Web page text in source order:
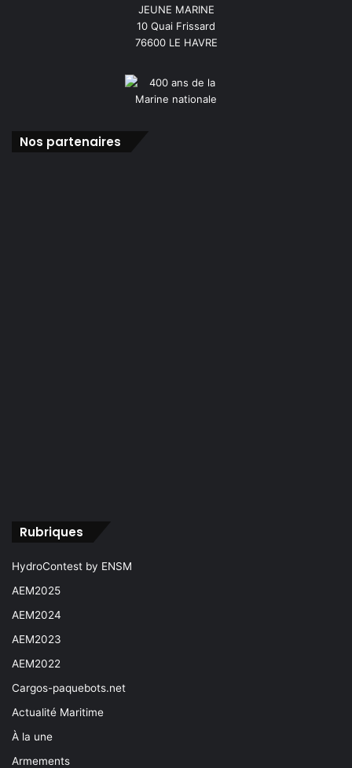
JEUNE MARINE
10 Quai Frissard
76600 LE HAVRE
Nos partenaires
Rubriques
HydroContest by ENSM
AEM2025
AEM2024
AEM2023
AEM2022
Cargos-paquebots.net
Actualité Maritime
À la une
Armements